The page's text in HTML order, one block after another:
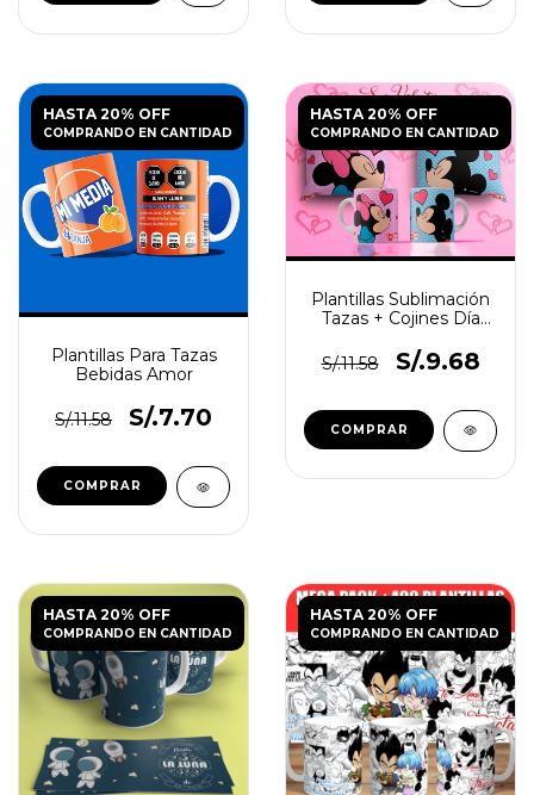
HASTA 20% OFF
COMPRANDO EN CANTIDAD
Plantillas Para Tazas
Bebidas Amor
S/.11.58 S/.7.70
HASTA 20% OFF
COMPRANDO EN CANTIDAD
Plantillas Sublimación
Tazas + Cojines Día
S/.11.58
S/.9.68
HASTA 20% OFF
COMPRANDO EN CANTIDAD
HASTA 20% OFF
COMPRANDO EN CANTIDAD